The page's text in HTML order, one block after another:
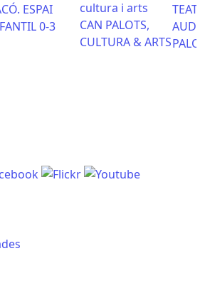
ESPAI
0-3
CAN PALOTS,
CULTURA & ARTS